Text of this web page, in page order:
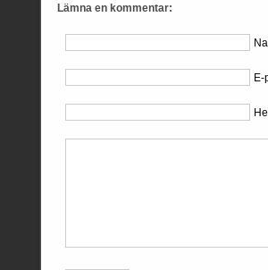
Lämna en kommentar:
E-